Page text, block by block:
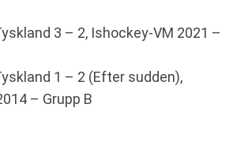
3 – 2, Ishockey-VM 2021 –
1 – 2 (Efter sudden),
– Grupp B